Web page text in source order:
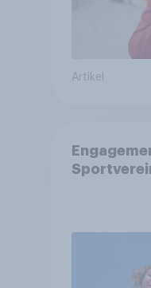
Artikel